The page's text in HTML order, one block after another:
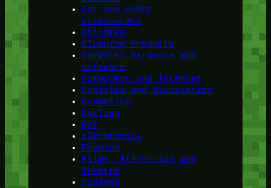
Car and motor
accessories
Children
Cleaning Products
Computer hardware and
software
Computers and Internet
Consoles and accessories
Cosmetics
Cycling
DIY
Electronics
Fashion
Films, Television and
Theatre
Finanse